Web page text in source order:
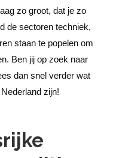
zo groot, dat je zo
de sectoren techniek,
staan te popelen om
Ben jij op zoek naar
dan snel verder wat
zijn!